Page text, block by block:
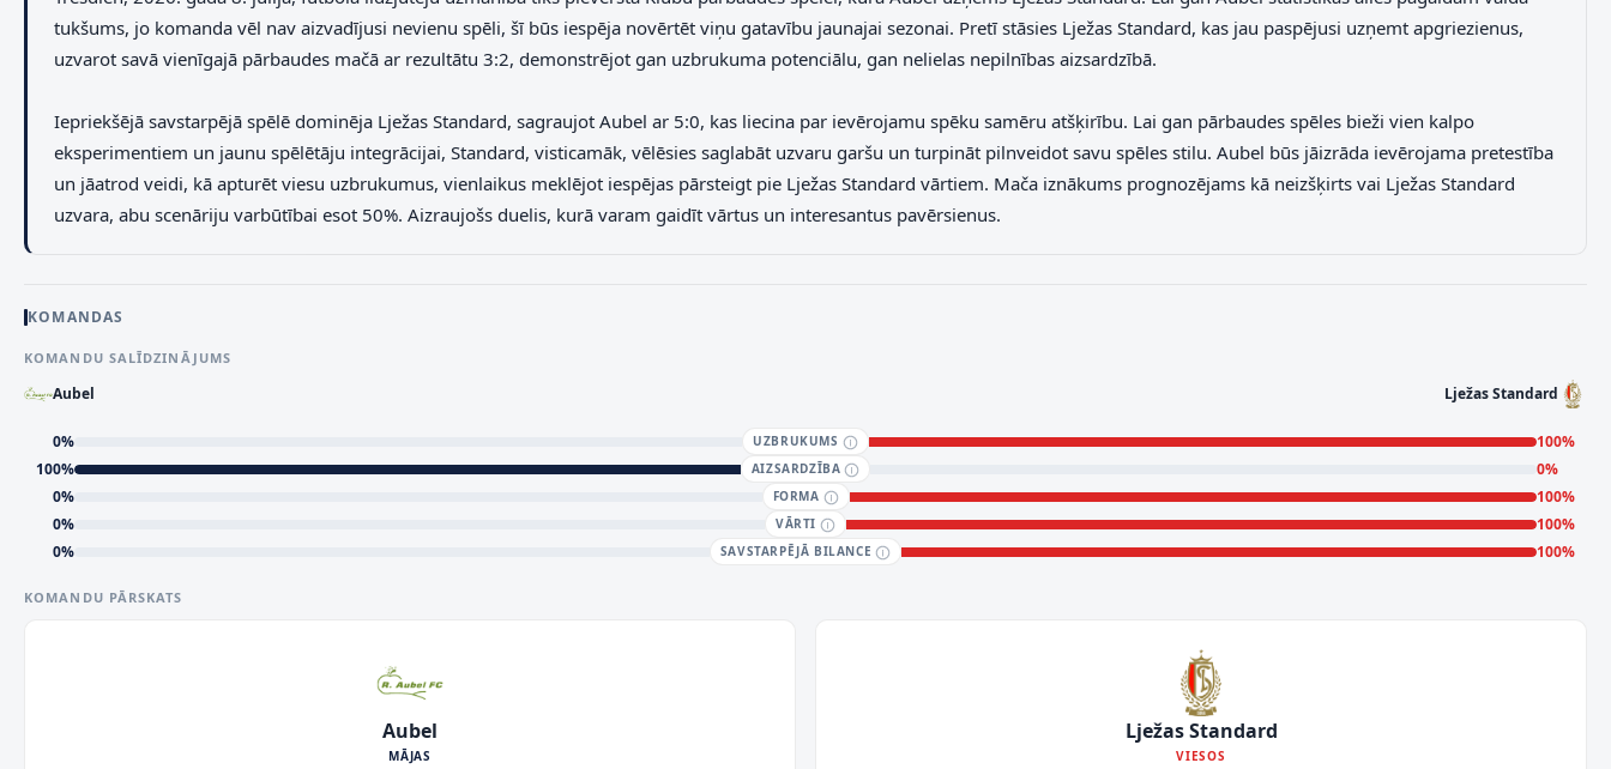
tukšums, jo komanda vēl nav aizvadījusi nevienu spēli, šī būs iespēja novērtēt viņu gatavību jaunajai sezonai. Pretī stāsies Lježas Standard, kas jau paspējusi uzņemt apgriezienus,
uzvarot savā vienīgajā pārbaudes mačā ar rezultātu 3:2, demonstrējot gan uzbrukuma potenciālu, gan nelielas nepilnības aizsardzībā.
Iepriekšējā savstarpējā spēlē dominēja Lježas Standard, sagraujot Aubel ar 5:0, kas liecina par ievērojamu spēku samēru atšķirību. Lai gan pārbaudes spēles bieži vien kalpo
eksperimentiem un jaunu spēlētāju integrācijai, Standard, visticamāk, vēlēsies saglabāt uzvaru garšu un turpināt pilnveidot savu spēles stilu. Aubel būs jāizrāda ievērojama pretestība
un jāatrod veidi, kā apturēt viesu uzbrukumus, vienlaikus meklējot iespējas pārsteigt pie Lježas Standard vārtiem. Mača iznākums prognozējams kā neizšķirts vai Lježas Standard
uzvara, abu scenāriju varbūtībai esot 50%. Aizraujošs duelis, kurā varam gaidīt vārtus un interesantus pavērsienus.
KOMANDAS
KOMANDU SALĪDZINĀJUMS
Aubel Lježas Standard
0% UZBRUKUMS 100%
100% AIZSARDZĪBA 0%
0% FORMA 100%
0% VĀRTI 100%
0% SAVSTARPĒJĀ BILANCE 100%
KOMANDU PĀRSKATS
Aubel
MĀJAS
Lježas Standard
VIESOS